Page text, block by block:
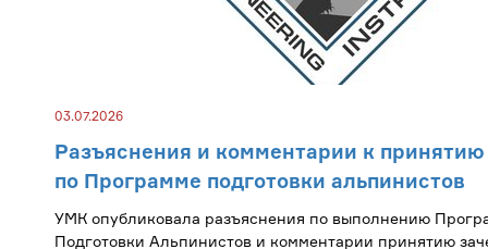
03.07.2026
Разъяснения и комментарии к принятию
по Программе подготовки альпинистов
УМК опубликовала разъяснения по выполнению
Подготовки Альпинистов и комментарии принятию